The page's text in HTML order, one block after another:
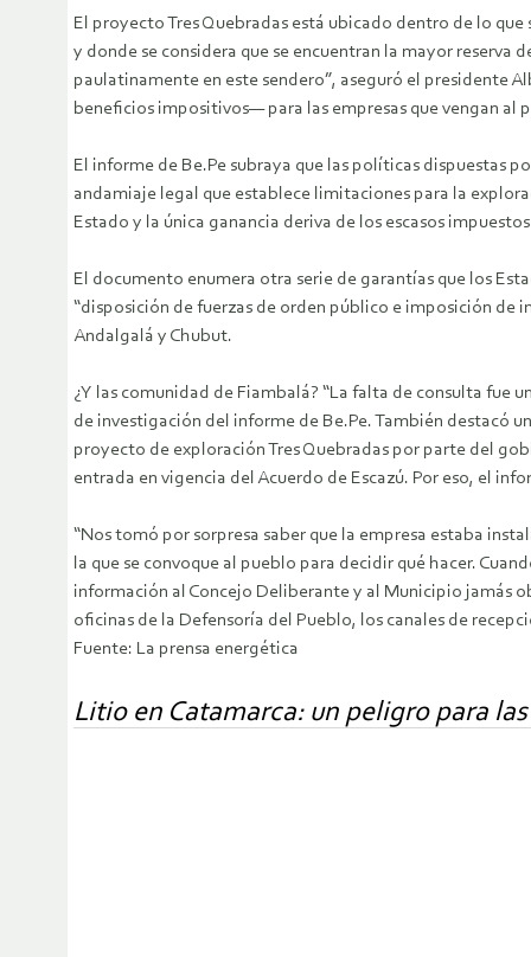
El proyecto Tres Quebradas está ubicado dentro de lo
y donde se considera que se encuentran la mayor
paulatinamente en este sendero”, aseguró el presidente
beneficios impositivos— para las empresas que vengan al
El informe de Be.Pe subraya que las políticas dispuestas
andamiaje legal que establece limitaciones para la
Estado y la única ganancia deriva de los escasos
El documento enumera otra serie de garantías que los
“disposición de fuerzas de orden público e imposición de
Andalgalá y Chubut.
¿Y las comunidad de Fiambalá? “La falta de consulta
de investigación del informe de Be.Pe. También destacó
proyecto de exploración Tres Quebradas por parte del
entrada en vigencia del Acuerdo de Escazú. Por eso, el
“Nos tomó por sorpresa saber que la empresa estaba
la que se convoque al pueblo para decidir qué hacer.
información al Concejo Deliberante y al Municipio jamás
oficinas de la Defensoría del Pueblo, los canales de
Fuente: La prensa energética
Litio en Catamarca: un peligro para